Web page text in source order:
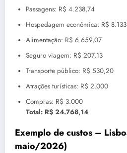
Passagens: R$ 4.238,74
Hospedagem econômica: R$ 8.133
Alimentação: R$ 6.659,07
Seguro viagem: R$ 207,13
Transporte público: R$ 530,20
Atrações turísticas: R$ 2.000
Compras: R$ 3.000
Total: R$ 24.768,14
Exemplo de custos –
maio/2026)